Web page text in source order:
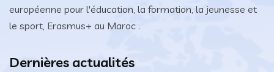
européenne pour l'éducation, la formation, la jeunesse et
le sport, Erasmus+ au Maroc .
Dernières actualités